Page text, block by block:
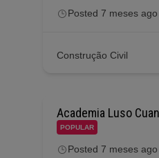
Posted 7 meses ago
Construção Civil
Academia Luso
POPULAR
Posted 7 meses ago